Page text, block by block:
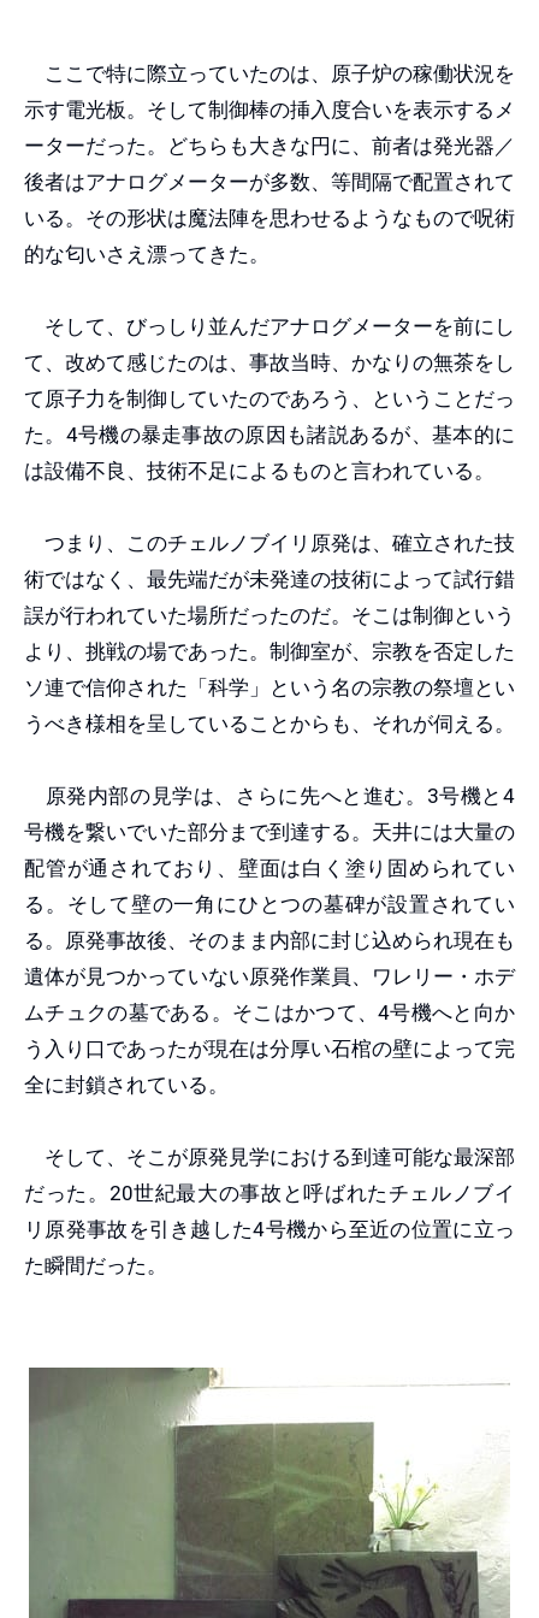
ここで特に際立っていたのは、原子炉の稼働状況を
示す電光板。そして制御棒の挿入度合いを表示するメ
ーターだった。どちらも大きな円に、前者は発光器／
後者はアナログメーターが多数、等間隔で配置されて
いる。その形状は魔法陣を思わせるようなもので呪術
的な匂いさえ漂ってきた。
そして、びっしり並んだアナログメーターを前にし
て、改めて感じたのは、事故当時、かなりの無茶をし
て原子力を制御していたのであろう、ということだっ
た。4号機の暴走事故の原因も諸説あるが、基本的に
は設備不良、技術不足によるものと言われている。
つまり、このチェルノブイリ原発は、確立された技
術ではなく、最先端だが未発達の技術によって試行錯
誤が行われていた場所だったのだ。そこは制御という
より、挑戦の場であった。制御室が、宗教を否定した
ソ連で信仰された「科学」という名の宗教の祭壇とい
うべき様相を呈していることからも、それが伺える。
原発内部の見学は、さらに先へと進む。3号機と4
号機を繋いでいた部分まで到達する。天井には大量の
配管が通されており、壁面は白く塗り固められてい
る。そして壁の一角にひとつの墓碑が設置されてい
る。原発事故後、そのまま内部に封じ込められ現在も
遺体が見つかっていない原発作業員、ワレリー・ホデ
ムチュクの墓である。そこはかつて、4号機へと向か
う入り口であったが現在は分厚い石棺の壁によって完
全に封鎖されている。
そして、そこが原発見学における到達可能な最深部
だった。20世紀最大の事故と呼ばれたチェルノブイ
リ原発事故を引き越した4号機から至近の位置に立っ
た瞬間だった。